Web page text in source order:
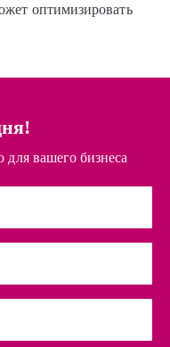
оптимизировать
вашего бизнеса